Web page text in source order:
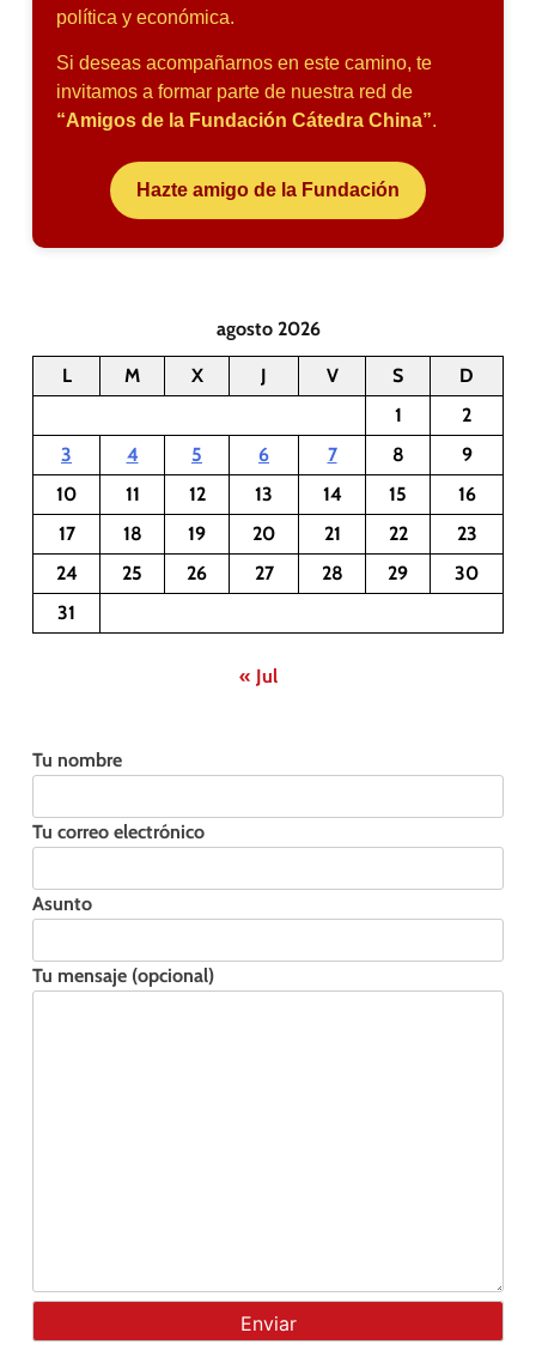
política y económica.
Si deseas acompañarnos en este camino, te
invitamos a formar parte de nuestra red de
“Amigos de la Fundación Cátedra China”.
Hazte amigo de la Fundación
agosto 2026
L M X J V S
D
1
2
3
4 5 6 7 8
9
10
11 12 13 14 15
16
17
18 19 20 21 22
23
24
25 26 27 28 29
30
31
« Jul
Tu nombre
Tu correo electrónico
Asunto
Tu mensaje (opcional)